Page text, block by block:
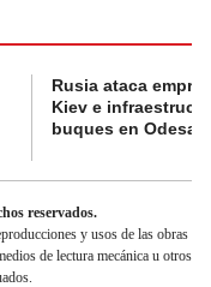
Rusia ataca
Kiev e
buques en Odesa
reservados.
y usos de las obras
de lectura mecánica u otros